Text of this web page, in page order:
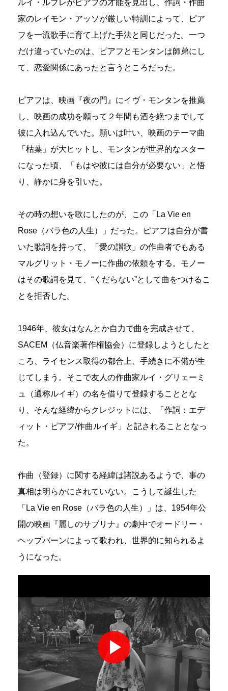
ルイ・ルプレがピアフの才能を見出し、作詞・作曲
家のレイモン・アッソが厳しい特訓によって、ピア
フを一流歌手に育て上げた手法と同じだった。一つ
だけ違っていたのは、ピアフとモンタンは師弟にし
て、恋愛関係にあったと言うところだった。
ピアフは、映画『夜の門』にイヴ・モンタンを推薦
し、映画の成功を願って２年間も酒を絶つまでして
彼に入れ込んでいた。願いは叶い、映画のテーマ曲
「枯葉」が大ヒットし、モンタンが世界的なスター
になった頃、「もはや彼には自分が必要ない」と悟
り、静かに身を引いた。
その時の想いを歌にしたのが、この「La Vie en
Rose（バラ色の人生）」だった。ピアフは自分が書
いた歌詞を持って、「愛の讃歌」の作曲者でもある
マルグリット・モノーに作曲の依頼をする。モノー
はその歌詞を見て、“くだらない”として曲をつけるこ
とを拒否した。
1946年、彼女はなんとか自力で曲を完成させて、
SACEM（仏音楽著作権協会）に登録しようとしたと
ころ、ライセンス取得の都合上、手続きに不備が生
じてしまう。そこで友人の作曲家ルイ・グリェーミ
ュ（通称ルイギ）の名を借りて登録することとな
り、そんな経緯からクレジットには、「作詞：エデ
ィット・ピアフ/作曲ルイギ」と記されることとなっ
た。
作曲（登録）に関する経緯は諸説あるようで、事の
真相は明らかにされていない。こうして誕生した
「La Vie en Rose（バラ色の人生）」は、1954年公
開の映画『麗しのサブリナ』の劇中でオードリー・
ヘップバーンによって歌われ、世界的に知られるよ
うになった。